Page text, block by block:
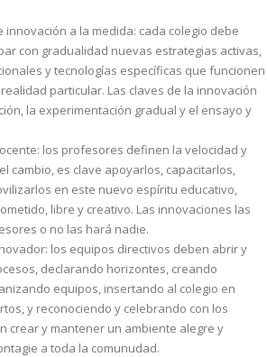
innovación a la medida: cada colegio debe
con gradualidad nuevas estrategias activas,
y tecnologías específicas que funcionen
particular. Las claves de la innovación
la experimentación gradual y el ensayo y
los profesores definen la velocidad y
cambio, es clave apoyarlos, capacitarlos,
en este nuevo espíritu educativo,
libre y creativo. Las innovaciones las
o no las hará nadie.
los equipos directivos deben abrir y
declarando horizontes, creando
equipos, insertando al colegio en
y reconociendo y celebrando con los
crear y mantener un ambiente alegre y
a toda la comunudad.